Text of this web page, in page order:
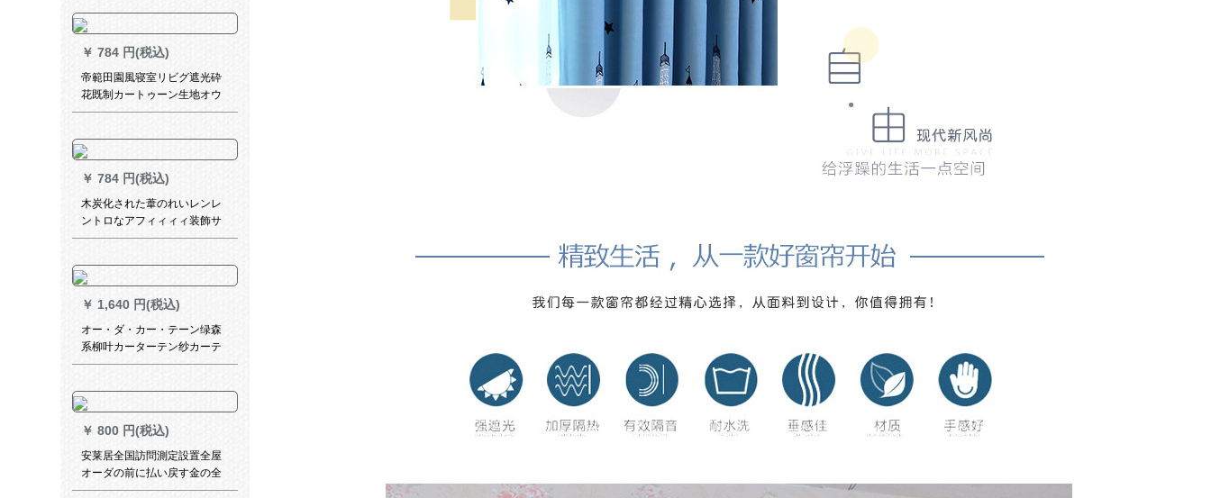
レインルームのレイン寝室バ
ーのバーンビーチビーチビー
チラインラインラインライン
ラインラインラインラインラ
インラインラインラインライ
インラインラインラインライ
ンラインラインラインライン
ラインラインラインラインラ
ンラインラインラインライン
ラインラインラインラインラ
インラインラインラインライ
￥ 784 円(税込)
帝範田園風寝室リビグ遮光砕
花既制カートゥーン生地オウ
タテテン（一枚の価格格）2.5
ク）
￥ 784 円(税込)
木炭化された葦のれいレンレ
ントロなアフィィィィ装飾サ
ーンシーエドカーターテテン
ーケーテ1.8メトル幅x 3メト
ルトルトル
￥ 1,640 円(税込)
オー・ダ・カー・テーン绿森
系柳叶カーターテン纱カーテ
ルテルテルテルテルテルテル
リーズシリーズシリーズシリ
ーズシリーズシリーズシリー
ズシリーズシリーズシリーズ
シリーズシリーズシリーズシ
リーズシリーズ
￥ 800 円(税込)
安莱居全国訪問測定設置全屋
オーダの前に払い戻す金の全
国訪問測定設定サービスビエ